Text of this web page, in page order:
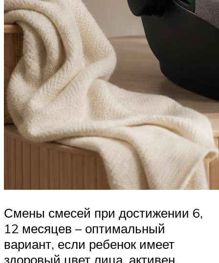
Смены смесей при достижении 6,
12 месяцев – оптимальный
вариант, если ребенок имеет
здоровый цвет лица, активен,